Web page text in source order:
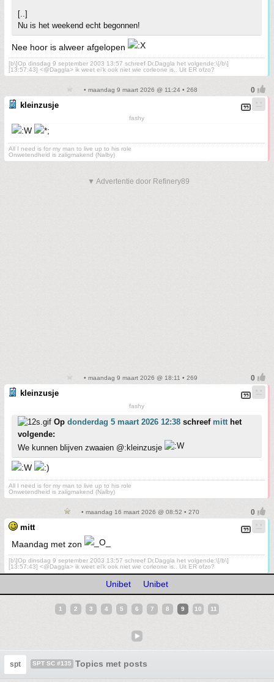
[..]
Nu is het weekend echt begonnen!
Nee hoor is alweer afgelopen
[b\]Op dinsdag 9 september 2003 13:57 schreef Dr.Daggla het volgende:\[/b\]
[13:57:43] <@Daggla> ik weet ei'k ook niet wie corleone is.. Uit ER ofzo?
• maandag 9 maart 2026 @ 11:24 • 268
kleinzusje
fashy
All I need is for my man to live up to his role
Onwetendheid is zaligmakend (Nalby)
▼ Advertentie door Refinery89
• maandag 9 maart 2026 @ 18:11 • 269
kleinzusje
fashy
Op donderdag 5 maart 2026 12:38 schreef mitthet
volgende:
We kunnen blijven zwaaien @:kleinzusje
All I need is for my man to live up to his role
Onwetendheid is zaligmakend (Nalby)
• maandag 16 maart 2026 @ 08:52 • 270
mitt
Maandag met zon
[b\]Op dinsdag 9 september 2003 13:57 schreef Dr.Daggla het volgende:\[/b\]
[13:57:43] <@Daggla> ik weet ei'k ook niet wie corleone is.. Uit ER ofzo?
Unibet Unibet
1 2 3 4 5 6 7 8 9 10 11
spt SPT SC #135 Topics met posts